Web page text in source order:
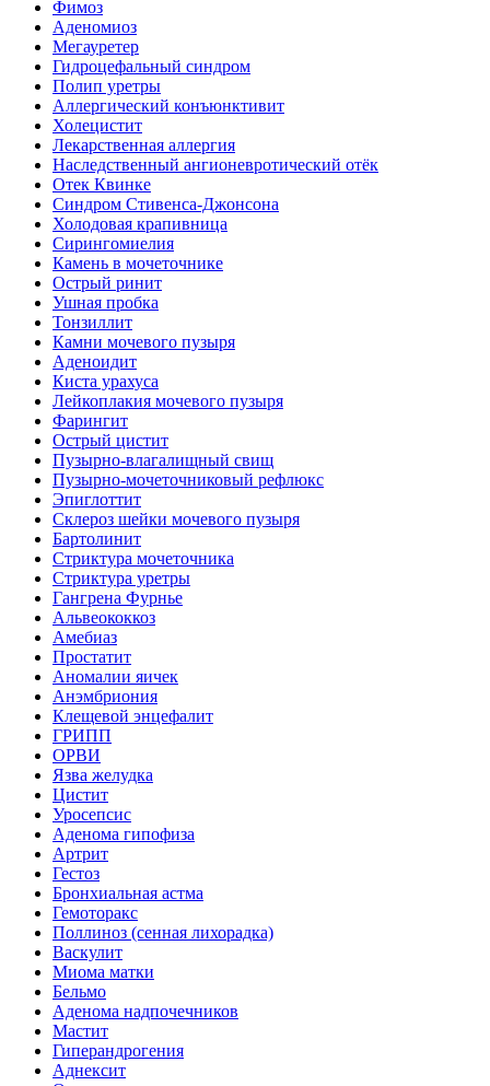
Фимоз
Аденомиоз
Мегауретер
Гидроцефальный синдром
Полип уретры
Аллергический конъюнктивит
Холецистит
Лекарственная аллергия
Наследственный ангионевротический отёк
Отек Квинке
Синдром Стивенса-Джонсона
Холодовая крапивница
Сирингомиелия
Камень в мочеточнике
Острый ринит
Ушная пробка
Тонзиллит
Камни мочевого пузыря
Аденоидит
Киста урахуса
Лейкоплакия мочевого пузыря
Фарингит
Острый цистит
Пузырно-влагалищный свищ
Пузырно-мочеточниковый рефлюкс
Эпиглоттит
Склероз шейки мочевого пузыря
Бартолинит
Стриктура мочеточника
Стриктура уретры
Гангрена Фурнье
Альвеококкоз
Амебиаз
Простатит
Аномалии яичек
Анэмбриония
Клещевой энцефалит
ГРИПП
ОРВИ
Язва желудка
Цистит
Уросепсис
Аденома гипофиза
Артрит
Гестоз
Бронхиальная астма
Гемоторакс
Поллиноз (сенная лихорадка)
Васкулит
Миома матки
Бельмо
Аденома надпочечников
Мастит
Гиперандрогения
Аднексит